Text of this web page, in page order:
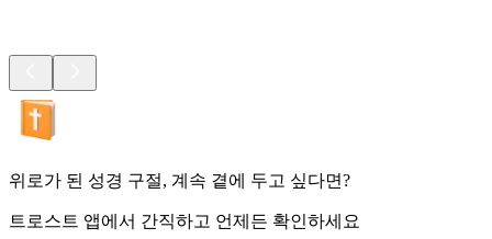
위로가 된 성경 구절, 계속 곁에 두고 싶다면?
트로스트 앱에서 간직하고 언제든 확인하세요